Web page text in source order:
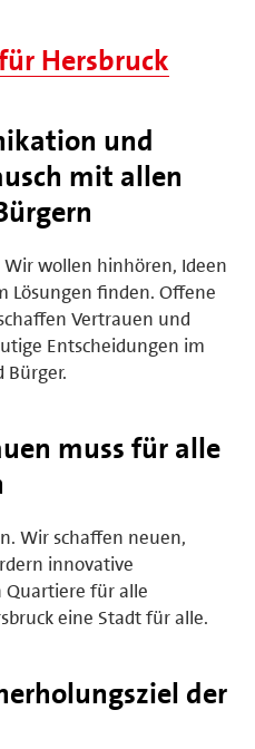
Hersbruck
und
mit allen
wollen hinhören, Ideen
Lösungen finden. Offene
Vertrauen und
Entscheidungen im
Bürger.
muss für alle
Wir schaffen neuen,
innovative
für alle
eine Stadt für alle.
der